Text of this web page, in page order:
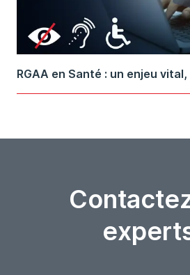
RGAA en Santé : un enjeu